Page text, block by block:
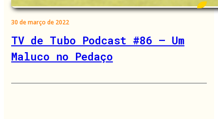
30 de março de 2022
TV de Tubo Podcast #86 – Um
Maluco no Pedaço